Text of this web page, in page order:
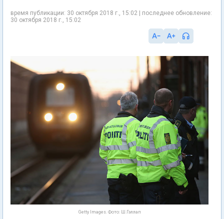
время публикации: 30 октября 2018 г., 15:02 | последнее обновление:
30 октября 2018 г., 15:02
Getty Images. Фото: Ш.Гэллап